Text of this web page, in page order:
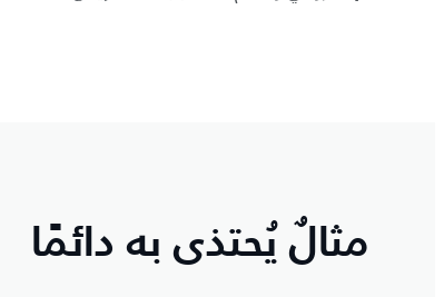
مثالٌ يُحتذى به دائمًا